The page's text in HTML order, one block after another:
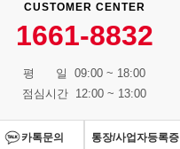
CUSTOMER CENTER
1661-8832
평 일 09:00 ~ 18:00
점심시간 12:00 ~ 13:00
카톡문의 통장/사업자등록증